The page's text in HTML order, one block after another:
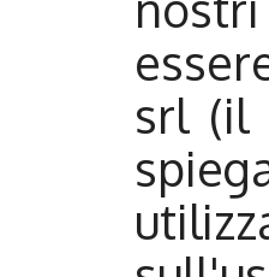
srl (il